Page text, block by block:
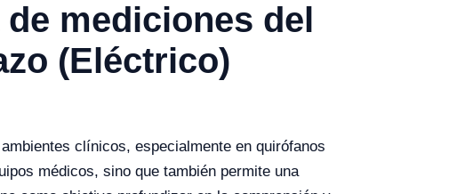
mediciones del
(Eléctrico)
clínicos, especialmente en quirófanos
médicos, sino que también permite una